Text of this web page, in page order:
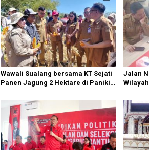
Wawali Sualang bersama KT Sejati
Panen Jagung 2 Hektare di Paniki
Jalan